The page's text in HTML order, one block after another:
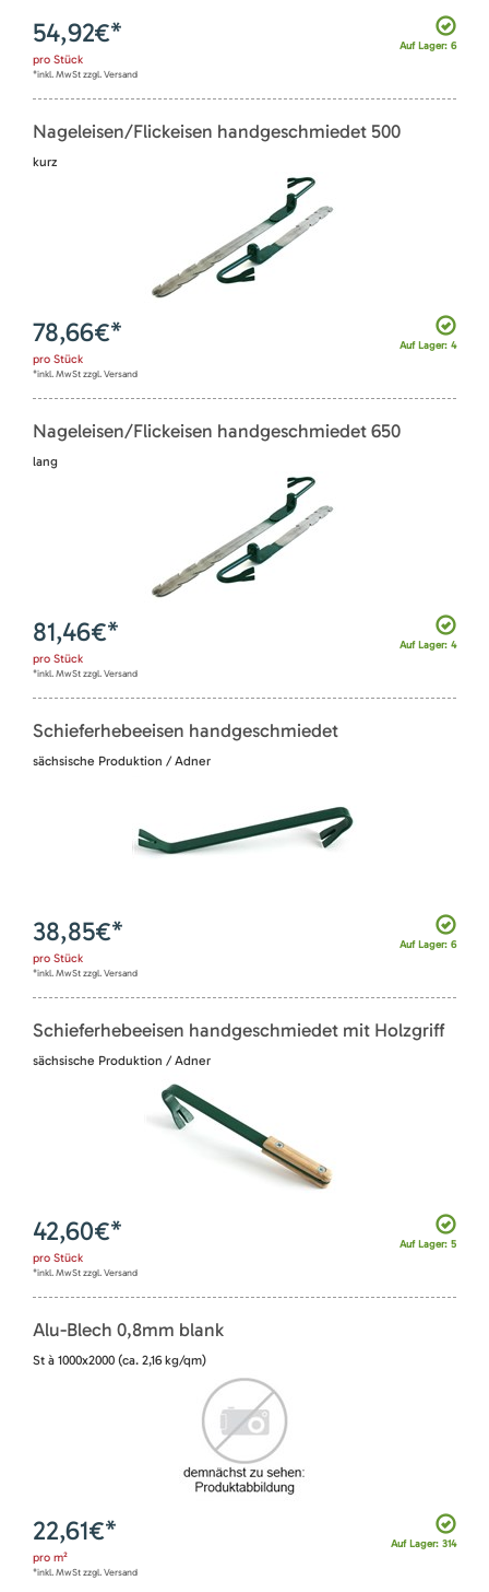
Auf Lager: 6
54,92€*
pro Stück
*inkl. MwSt zzgl. Versand
Nageleisen/Flickeisen handgeschmiedet 500
kurz
Auf Lager: 4
78,66€*
pro Stück
*inkl. MwSt zzgl. Versand
Nageleisen/Flickeisen handgeschmiedet 650
lang
Auf Lager: 4
81,46€*
pro Stück
*inkl. MwSt zzgl. Versand
Schieferhebeeisen handgeschmiedet
sächsische Produktion / Adner
Auf Lager: 6
38,85€*
pro Stück
*inkl. MwSt zzgl. Versand
Schieferhebeeisen handgeschmiedet mit Holzgriff
sächsische Produktion / Adner
Auf Lager: 5
42,60€*
pro Stück
*inkl. MwSt zzgl. Versand
Alu-Blech 0,8mm blank
St à 1000x2000 (ca. 2,16 kg/qm)
Auf Lager: 314
22,61€*
pro m²
*inkl. MwSt zzgl. Versand